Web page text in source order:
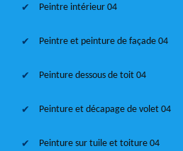
Peintre intérieur 04
Peintre et peinture de façade 04
Peinture dessous de toit 04
Peinture et décapage de volet 04
Peinture sur tuile et toiture 04